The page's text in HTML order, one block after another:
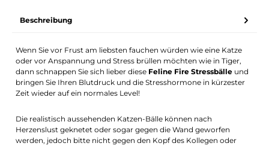
Beschreibung
Wenn Sie vor Frust am liebsten fauchen würden wie eine Katze
oder vor Anspannung und Stress brüllen möchten wie in Tiger,
dann schnappen Sie sich lieber diese Feline Fire Stressbälle und
bringen Sie Ihren Blutdruck und die Stresshormone in kürzester
Zeit wieder auf ein normales Level!
Die realistisch aussehenden Katzen-Bälle können nach
Herzenslust geknetet oder sogar gegen die Wand geworfen
werden, jedoch bitte nicht gegen den Kopf des Kollegen oder